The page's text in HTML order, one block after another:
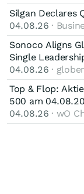
Silgan Declares
04.08.26 ·
Sonoco Aligns
Single
04.08.26 ·
Top & Flop:
500 am
04.08.26 · wO